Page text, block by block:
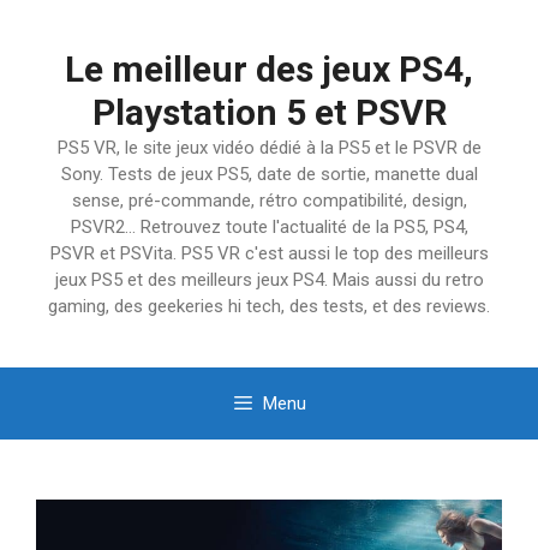
Le meilleur des jeux PS4,
Playstation 5 et PSVR
PS5 VR, le site jeux vidéo dédié à la PS5 et le PSVR de
Sony. Tests de jeux PS5, date de sortie, manette dual
sense, pré-commande, rétro compatibilité, design,
PSVR2… Retrouvez toute l'actualité de la PS5, PS4,
PSVR et PSVita. PS5 VR c'est aussi le top des meilleurs
jeux PS5 et des meilleurs jeux PS4. Mais aussi du retro
gaming, des geekeries hi tech, des tests, et des reviews.
Menu